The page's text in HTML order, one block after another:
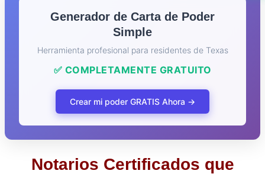
Generador de Carta de Poder
Simple
Herramienta profesional para residentes de Texas
✅ COMPLETAMENTE GRATUITO
Crear mi poder GRATIS Ahora →
Notarios Certificados que